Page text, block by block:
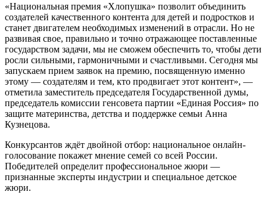
«Национальная премия «Хлопушка» позволит объединить
создателей качественного контента для детей и подростков и
станет двигателем необходимых изменений в отрасли. Но не
развивая свое, правильно и точно отражающее поставленные
государством задачи, мы не сможем обеспечить то, чтобы дети
росли сильными, гармоничными и счастливыми. Сегодня мы
запускаем прием заявок на премию, посвященную именно
этому — создателям и тем, кто продвигает этот контент», —
отметила заместитель председателя Государственной думы,
председатель комиссии генсовета партии «Единая Россия» по
защите материнства, детства и поддержке семьи Анна
Кузнецова.
Конкурсантов ждёт двойной отбор: национальное онлайн-
голосование покажет мнение семей со всей России.
Победителей определит профессиональное жюри —
признанные эксперты индустрии и специальное детское
жюри.